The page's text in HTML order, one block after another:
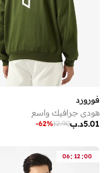
فورورد
هودي جرافيك واسع
د.ب5.01
12.90
-62%
06: 12 :00